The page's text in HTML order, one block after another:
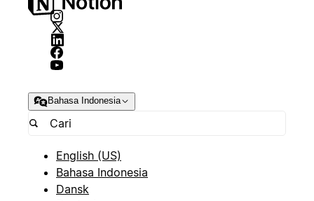
Bahasa Indonesia
English (US)
Bahasa Indonesia
Dansk